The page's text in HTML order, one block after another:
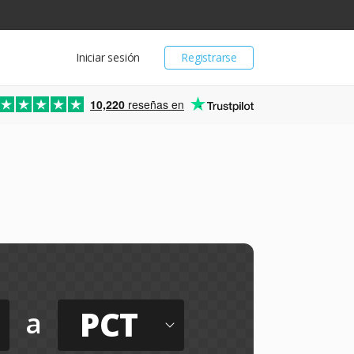
Registrarse
Iniciar sesión
10,220 reseñas en
a PCT